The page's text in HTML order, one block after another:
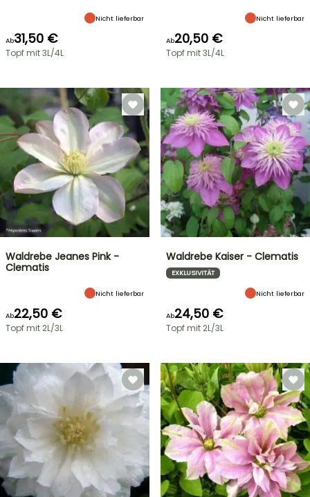
Nicht lieferbar
Ab31,50 €
Topf mit 3L/4L
Nicht lieferbar
Ab20,50 €
Topf mit 3L/4L
Waldrebe Jeanes Pink -
Clematis
Nicht lieferbar
Ab22,50 €
Topf mit 2L/3L
Waldrebe Kaiser - Clematis
EXKLUSIVITÄT
Nicht lieferbar
Ab24,50 €
Topf mit 2L/3L